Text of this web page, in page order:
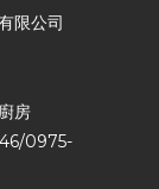
限公司
房
0975-